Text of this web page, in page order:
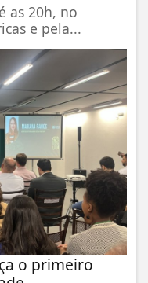
as 20h, no
e pela...
o primeiro